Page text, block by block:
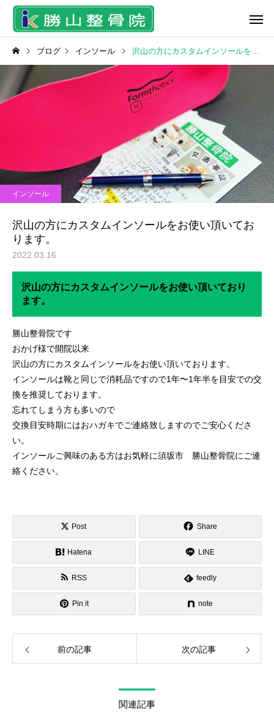
当院にきていた研修生の２
人が3月1日 国家試験に臨
みます！
ケガ
雪かきで起こるぎっく
腰・背中・首・足の痛
は？
脱毛＆フェイシャル 中川式スト
ブログ インソール 沢山の方にカスタムインソールをお使い頂いております。
インソール
沢山の方にカスタムインソールをお使い頂いてお
ります。
2022.03.16
沢山の方にカスタムインソールをお使い頂いており
ます。
勝山整骨院です
おかげ様で開院以来
沢山の方にカスタムインソールをお使い頂いております。
インソールは靴と同じで消耗品ですので1年〜1年半を目安での交
換を推奨しております。
忘れてしまう方も多いので
交換目安時期にはおハガキでご連絡致しますのでご安心くださ
い。
インソールご興味のある方はお気軽に須坂市 勝山整骨院にご連
絡ください。
Post Share
Hatena LINE
RSS feedly
Pin it note
前の記事 次の記事
関連記事